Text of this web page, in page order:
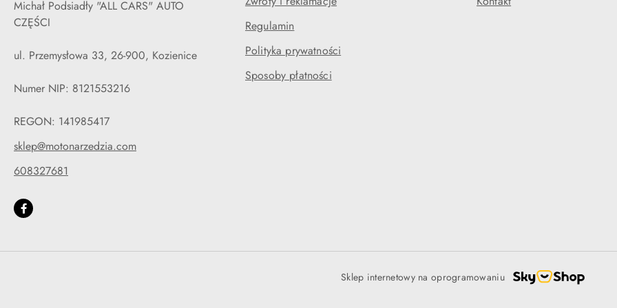
Michał Podsiadły "ALL CARS" AUTO
CZĘŚCI
ul. Przemysłowa 33, 26-900, Kozienice
Numer NIP: 8121553216
REGON: 141985417
sklep@motonarzedzia.com
608327681
Regulamin
Polityka prywatności
Sposoby płatności
Sklep internetowy na oprogramowaniu